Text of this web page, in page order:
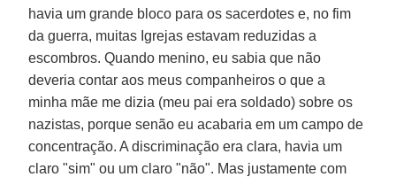
havia um grande bloco para os sacerdotes e, no fim
da guerra, muitas Igrejas estavam reduzidas a
escombros. Quando menino, eu sabia que não
deveria contar aos meus companheiros o que a
minha mãe me dizia (meu pai era soldado) sobre os
nazistas, porque senão eu acabaria em um campo de
concentração. A discriminação era clara, havia um
claro "sim" ou um claro "não". Mas justamente com